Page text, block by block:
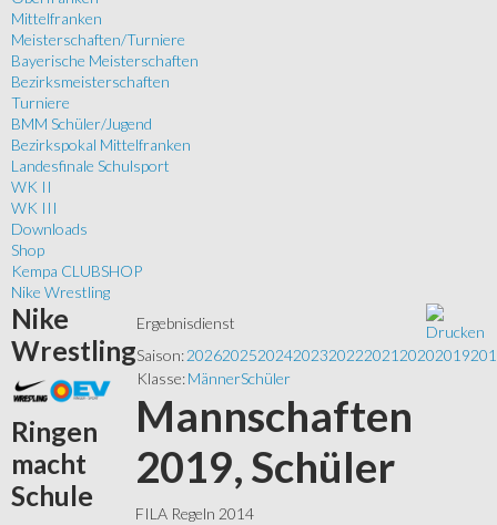
Mittelfranken
Meisterschaften/Turniere
Bayerische Meisterschaften
Bezirksmeisterschaften
Turniere
BMM Schüler/Jugend
Bezirkspokal Mittelfranken
Landesfinale Schulsport
WK II
WK III
Downloads
Shop
Kempa CLUBSHOP
Nike Wrestling
Ergebnisdienst
Saison:202620252024202320222021 20202019
Klasse:MännerSchüler
Mannschaften
2019, Schüler
FILA Regeln 2014
Nike
Wrestling
Ringen
macht
Schule